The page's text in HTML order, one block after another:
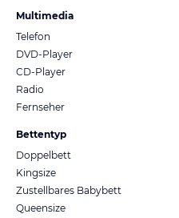
Multimedia
Telefon
DVD-Player
CD-Player
Radio
Fernseher
Bettentyp
Doppelbett
Kingsize
Zustellbares Babybett
Queensize